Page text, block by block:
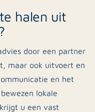
halen uit
door een partner
maar ook uitvoert en
en het
lokale
u een vast